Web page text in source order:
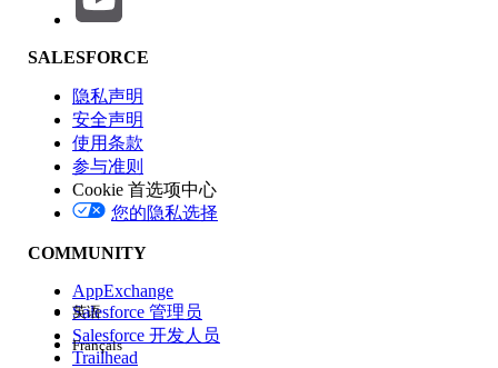
功能影响
版本
体验
SALESFORCE
隐私声明
安全声明
使用条款
参与准则
Cookie 首选项中心
您的隐私选择
COMMUNITY
AppExchange
Salesforce 管理员
Salesforce 开发人员
Trailhead
英语
Français